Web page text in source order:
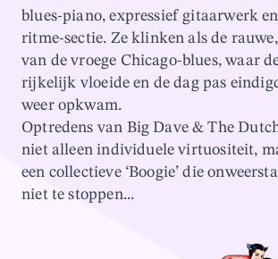
blues-piano, expressief gitaarwerk
ritme-sectie. Ze klinken als de
van de vroege Chicago-blues, waar
rijkelijk vloeide en de dag pas
weer opkwam.
Optredens van Big Dave & The
niet alleen individuele virtuositeit,
een collectieve ‘Boogie’ die
niet te stoppen...